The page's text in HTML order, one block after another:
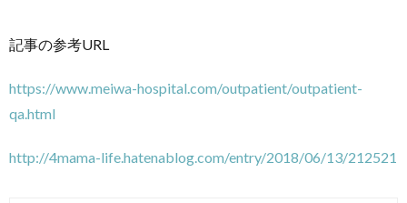
記事の参考URL
https://www.meiwa-hospital.com/outpatient/outpatient-
qa.html
http://4mama-life.hatenablog.com/entry/2018/06/13/212521